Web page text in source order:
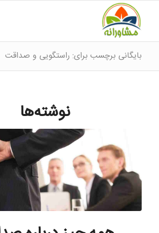
بایگانی برچسب برای: راستگویی و صداقت
نوشته‌ها